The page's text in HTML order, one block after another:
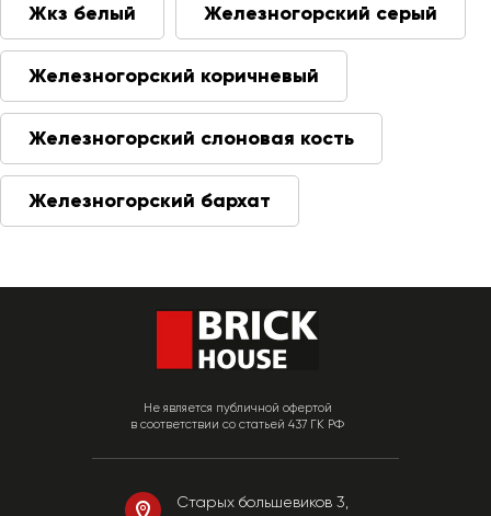
Жкз белый Железногорский серый
Железногорский коричневый
Железногорский слоновая кость
Железногорский бархат
Не является публичной офертой
в соответствии со статьей 437 ГК РФ
Старых большевиков 3,